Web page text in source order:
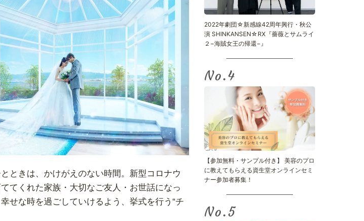
ときは、かけがえのない時間。新型コロナウ
てくれた家族・大切なご友人・お世話になっ
せな時を過ごしていけるよう、挙式を行う“チ
2022年劇団☆新感線42周年興行・秋公
演 SHINKANSEN☆RX『薔薇とサムライ
２−海賊女王の帰還−』
No.
【参加無料・サンプル付き】 美容のプロ
に教えてもらえる資生堂オンラインセミ
ナー参加者募集！
No.